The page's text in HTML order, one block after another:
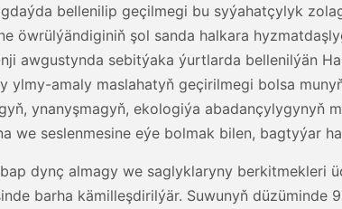
bellenilip geçilmegi bu syýahatçylyk
öwrülýändiginiň şol sanda halkara
awgustynda sebitýaka ýurtlarda bellenilýän
ylmy-amaly maslahatyň geçirilmegi bolsa
ynanyşmagyň, ekologiýa abadançylygynyň
we seslenmesine eýe bolmak bilen, bagtyýar
dynç almagy we saglyklaryny berkitmekleri
barha kämilleşdirilýär. Suwunyň düzüminde